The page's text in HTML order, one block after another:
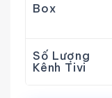
Box
Số Lượng
Kênh Tivi